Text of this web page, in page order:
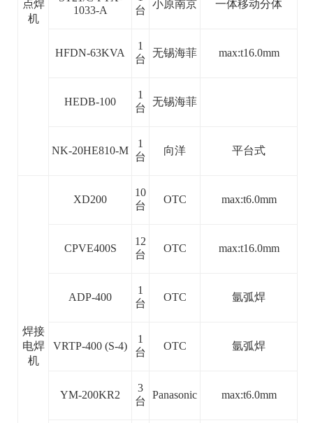
点焊
机
1033-A
台
小原南京 一体移动分体
HFDN-63KVA
1
台
无锡海菲 max:t16.0mm
HEDB-100
1
台
无锡海菲
NK-20HE810-M
1
台
向洋 平台式
焊接
电焊
机
XD200
10
台
OTC max:t6.0mm
CPVE400S
12
台
OTC max:t16.0mm
ADP-400
1
台
OTC 氩弧焊
VRTP-400 (S-4)
1
台
OTC 氩弧焊
YM-200KR2
3
台
Panasonic max:t6.0mm